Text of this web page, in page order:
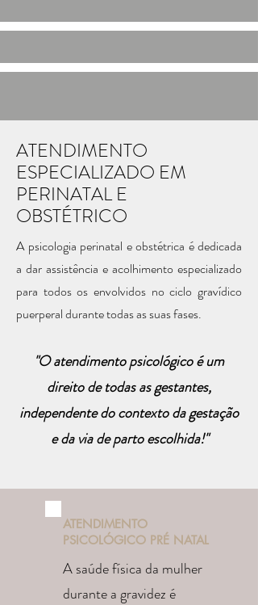
ATENDIMENTO
ESPECIALIZADO EM
PERINATAL E
OBSTÉTRICO
A psicologia perinatal e obstétrica é dedicada
a dar assistência e acolhimento especializado
para todos os envolvidos no ciclo gravídico
puerperal durante todas as suas fases.​
"O atendimento psicológico é um
direito de todas as gestantes,
independente do contexto da gestação
e da via de parto escolhida!"
ATENDIMENTO
PSICOLÓGICO PRÉ NATAL
A saúde física da mulher
durante a gravidez é